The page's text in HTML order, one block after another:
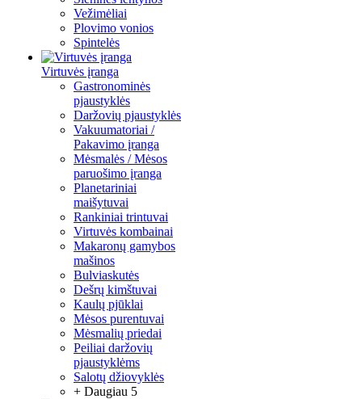
Vežimėliai
Plovimo vonios
Spintelės
Virtuvės įranga
Gastronominės
pjaustyklės
Daržovių pjaustyklės
Vakuumatoriai /
Pakavimo įranga
Mėsmalės / Mėsos
paruošimo įranga
Planetariniai
maišytuvai
Rankiniai trintuvai
Virtuvės kombainai
Makaronų gamybos
mašinos
Bulviaskutės
Dešrų kimštuvai
Kaulų pjūklai
Mėsos purentuvai
Mėsmalių priedai
Peiliai daržovių
pjaustyklėms
Salotų džiovyklės
+ Daugiau 5